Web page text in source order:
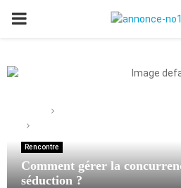
PRIMARY
Rencontre
Comment gérer la
séduction ?